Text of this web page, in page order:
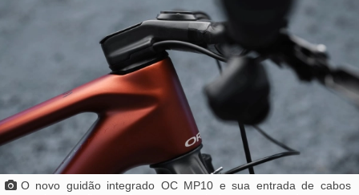
O novo guidão integrado OC MP10 e sua entrada de cabos